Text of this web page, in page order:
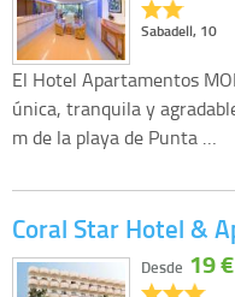
Sabadell, 10
El Hotel Apartamentos
única, tranquila y
m de la playa de Punta …
Coral Star Hotel &
Desde 19 €